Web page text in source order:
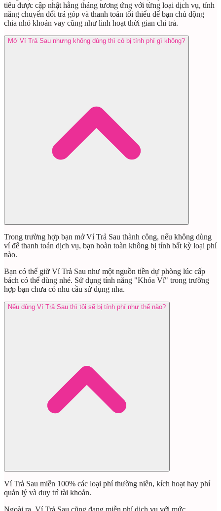
tiêu được cập nhật hằng tháng tương ứng với từng loại dịch vụ, tính
năng chuyển đổi trả góp và thanh toán tối thiểu để bạn chủ động
chia nhỏ khoản vay cũng như linh hoạt thời gian chi trả.
Mở Ví Trả Sau nhưng không dùng thì có bị tính phí gì không?
Trong trường hợp bạn mở Ví Trả Sau thành công, nếu không dùng
ví để thanh toán dịch vụ, bạn hoàn toàn không bị tính bất kỳ loại phí
nào.
Bạn có thể giữ Ví Trả Sau như một nguồn tiền dự phòng lúc cấp
bách có thể dùng nhé. Sử dụng tính năng "Khóa Ví" trong trường
hợp bạn chưa có nhu cầu sử dụng nha.
Nếu dùng Ví Trả Sau thì tôi sẽ bị tính phí như thế nào?
Ví Trả Sau miễn 100% các loại phí thường niên, kích hoạt hay phí
quản lý và duy trì tài khoản.